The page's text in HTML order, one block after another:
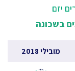
יזם
בשכונה
מובילי 2018